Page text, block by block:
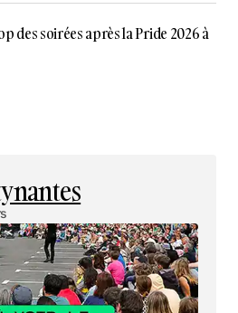
des soirées après la Pride 2026 à